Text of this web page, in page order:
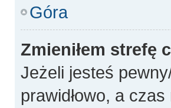
Góra
Zmieniłem strefę
Jeżeli jesteś
prawidłowo, a